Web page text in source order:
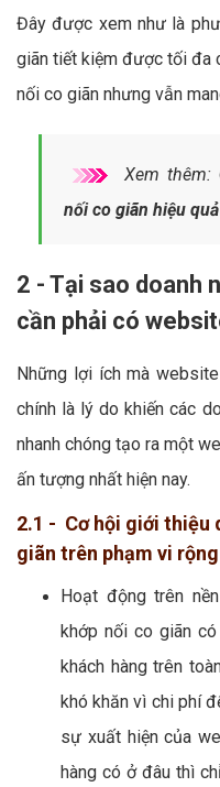
Đây được xem như là
giãn tiết kiệm được tối đa
nối co giãn nhưng vẫn
Xem thêm:
nối co giãn hiệu quả
2 - Tại sao doanh
cần phải có
Những lợi ích mà
chính là lý do khiến các
nhanh chóng tạo ra một
ấn tượng nhất hiện nay.
2.1 - Cơ hội giới thiệu
giãn trên phạm vi
Hoạt động trên
khớp nối co giãn
khách hàng trên
khó khăn vì chi phí
sự xuất hiện của
hàng có ở đâu thì